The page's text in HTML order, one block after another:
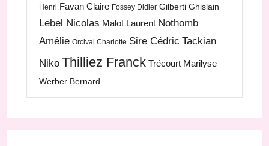
Henri Favan Claire Fossey Didier Gilberti Ghislain
Lebel Nicolas Malot Laurent Nothomb
Amélie Orcival Charlotte Sire Cédric Tackian
Niko Thilliez Franck Trécourt Marilyse
Werber Bernard